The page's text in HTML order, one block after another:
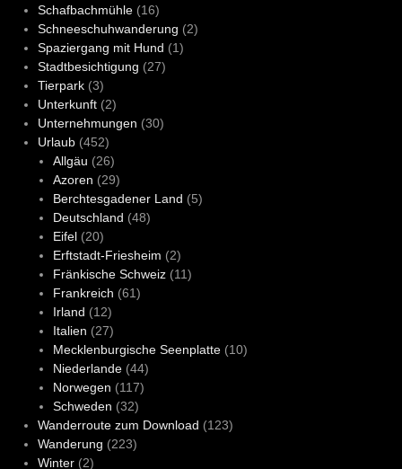
Schafbachmühle(16)
Schneeschuhwanderung (2)
Spaziergang mit Hund (1)
Stadtbesichtigung (27)
Tierpark(3)
Unterkunft(2)
Unternehmungen (30)
Urlaub(452)
Allgäu (26)
Azoren (29)
Berchtesgadener Land (5)
Deutschland (48)
Eifel(20)
Erftstadt-Friesheim (2)
Fränkische Schweiz(11)
Frankreich (61)
Irland (12)
Italien (27)
Mecklenburgische Seenplatte(10)
Niederlande(44)
Norwegen (117)
Schweden (32)
Wanderroute zum Download (123)
Wanderung (223)
Winter(2)